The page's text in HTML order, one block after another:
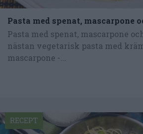
Pasta med spenat, mascarpone
Pasta med spenat, mascarpone
nästan vegetarisk pasta med
mascarpone -...
RECEPT